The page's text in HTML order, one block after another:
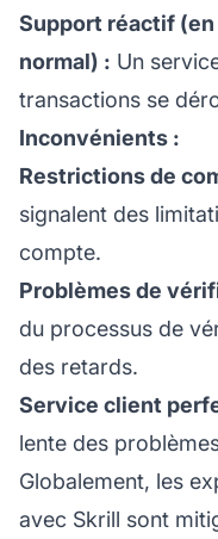
Support réactif
normal) : Un
transactions se
Inconvénients :
Restrictions de
signalent des
compte.
Problèmes de
du processus de
des retards.
Service client
lente des
Globalement, les
avec Skrill sont